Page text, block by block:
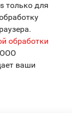
АЗС
и
только для
обработки
ООО
ваши